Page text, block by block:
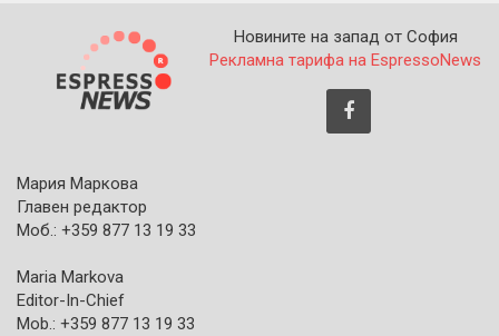
Новините на запад от София
Рекламна тарифа на EspressoNews
Мария Маркова
Главен редактор
Моб.: +359 877 13 19 33
Maria Markova
Editor-In-Chief
Mob.: +359 877 13 19 33